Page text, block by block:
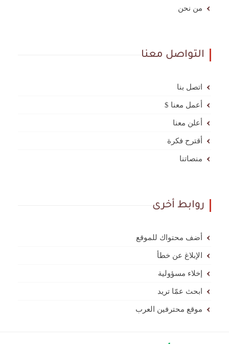
من نحن
التواصل معنا
اتصل بنا
أعمل معنا $
أعلن معنا
أقترح فكرة
منصاتنا
روابط أخرى
أضف محتواك للموقع
الإبلاغ عن خطأ
إخلاء مسؤولية
ابحث عمّا تريد
موقع محترفين العرب